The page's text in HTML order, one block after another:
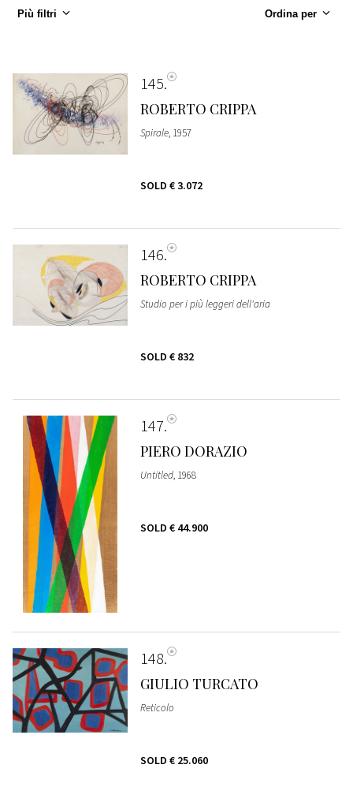
Più filtri Ordina per
145
ROBERTO CRIPPA
Spirale, 1957
SOLD € 3.072
146
ROBERTO CRIPPA
Studio per i più leggeri dell'aria
SOLD € 832
147
PIERO DORAZIO
Untitled, 1968
SOLD € 44.900
148
GIULIO TURCATO
Reticolo
SOLD € 25.060